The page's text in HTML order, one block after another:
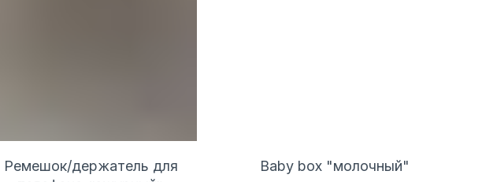
Ремешок/держатель для
Baby box "молочный"